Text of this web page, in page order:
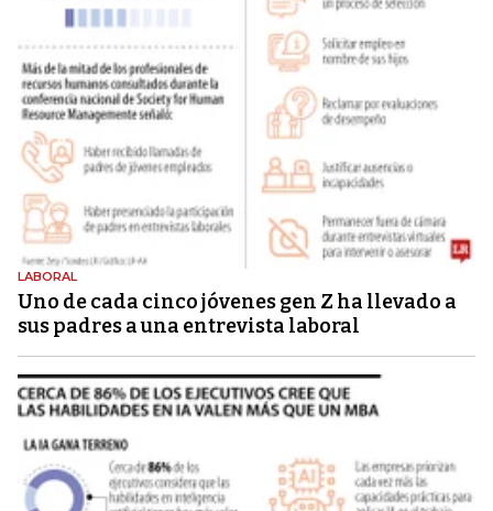
LABORAL
Uno de cada cinco jóvenes gen Z ha llevado a
sus padres a una entrevista laboral